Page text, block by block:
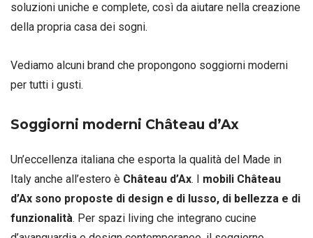
soluzioni uniche e complete, così da aiutare nella creazione
della propria casa dei sogni.
Vediamo alcuni brand che propongono soggiorni moderni
per tutti i gusti.
Soggiorni moderni Château d’Ax
Un’eccellenza italiana che esporta la qualità del Made in
Italy anche all’estero è Château d’Ax. I
mobili Château
d’Ax sono proposte di design e di lusso, di bellezza e di
funzionalità. Per spazi living che integrano cucine